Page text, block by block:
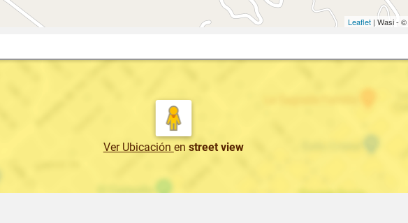
Leaflet| Wasi - ©
Ver Ubicación en street view